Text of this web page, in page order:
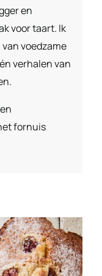
en
voor taart. Ik
voedzame
verhalen van
fornuis